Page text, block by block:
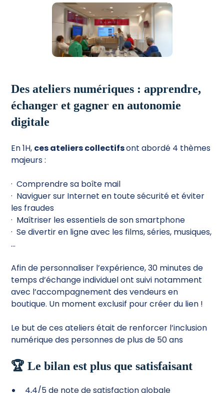
Des ateliers numériques : apprendre,
échanger et gagner en autonomie
digitale
En 1H, ces ateliers collectifsont abordé 4 thèmes
majeurs :
· Comprendre sa boîte mail
· Naviguer sur Internet en toute sécurité et éviter
les fraudes
· Maîtriser les essentiels de son smartphone
· Se divertir en ligne avec les films, séries, musiques,
...
Afin de personnaliser l’expérience, 30 minutes de
temps d’échange individuel ont suivi notamment
avec l’accompagnement des vendeurs en
boutique. Un moment exclusif pour créer du lien !
Le but de ces ateliers était de renforcer l’inclusion
numérique des personnes de plus de 50 ans
🏆 Le bilan est plus que satisfaisant
4,4/5 de note de satisfaction globale